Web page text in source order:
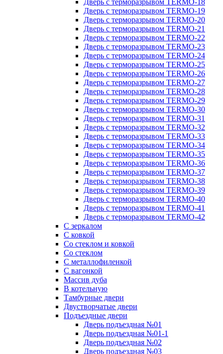
Дверь с терморазрывом TERMO-18
Дверь с терморазрывом TERMO-19
Дверь с терморазрывом TERMO-20
Дверь с терморазрывом TERMO-21
Дверь с терморазрывом TERMO-22
Дверь с терморазрывом TERMO-23
Дверь с терморазрывом TERMO-24
Дверь с терморазрывом TERMO-25
Дверь с терморазрывом TERMO-26
Дверь с терморазрывом TERMO-27
Дверь с терморазрывом TERMO-28
Дверь с терморазрывом TERMO-29
Дверь с терморазрывом TERMO-30
Дверь с терморазрывом TERMO-31
Дверь с терморазрывом TERMO-32
Дверь с терморазрывом TERMO-33
Дверь с терморазрывом TERMO-34
Дверь с терморазрывом TERMO-35
Дверь с терморазрывом TERMO-36
Дверь с терморазрывом TERMO-37
Дверь с терморазрывом TERMO-38
Дверь с терморазрывом TERMO-39
Дверь с терморазрывом TERMO-40
Дверь с терморазрывом TERMO-41
Дверь с терморазрывом TERMO-42
С зеркалом
С ковкой
Со стеклом и ковкой
Со стеклом
C металлофиленкой
С вагонкой
Массив дуба
В котельную
Тамбурные двери
Двустворчатые двери
Подъездные двери
Дверь подъездная №01
Дверь подъездная №01-1
Дверь подъездная №02
Дверь подъездная №03